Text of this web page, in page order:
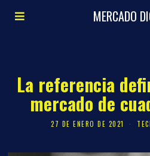
MERCADO
La referencia
mercado de
27 DE ENERO DE 2021